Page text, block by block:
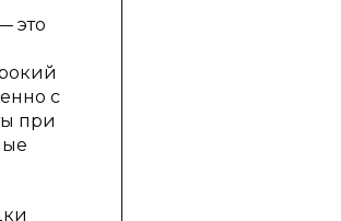
это
с
при